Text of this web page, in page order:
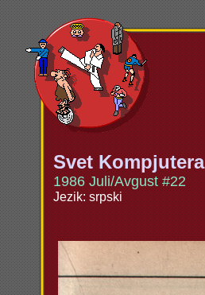
Svet Kompjutera
1986 Juli/Avgust #22
Jezik: srpski